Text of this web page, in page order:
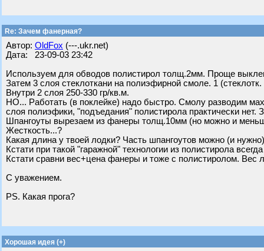
Re: Зачем фанерная?
Автор: OldFox (---.ukr.net)
Дата: 23-09-03 23:42
Используем для обводов полистирол толщ.2мм. Проще
Затем 3 слоя стеклоткани на полиэфирной смоле. 1
Внутри 2 слоя 250-330 гр/кв.м.
НО... Работать (в поклейке) надо быстро. Смолу разводим
слоя полиэфики, "подъедания" полистирола практически нет.
Шпангоуты вырезаем из фанеры толщ.10мм (но можно и
Жесткость...?
Какая длина у твоей лодки? Часть шпангоутов можно (и
Кстати при такой "гаражной" технологии из полистирола
Кстати сравни вес+цена фанеры и тоже с полистиролом.
С уважением.
PS. Какая прога?
Хорошая идея (+)